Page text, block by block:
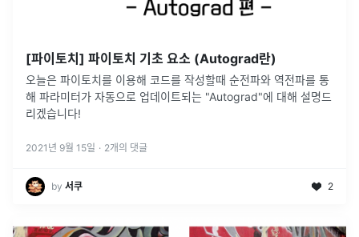
[파이토치] 파이토치 기초 요소 (Autograd란)
오늘은 파이토치를 이용해 코드를 작성할때 순전파와 역전파를 통
해 파라미터가 자동으로 업데이트되는 "Autograd"에 대해 설명드
리겠습니다!
2021년 9월 15일 · 2개의 댓글
by 서쿠 2